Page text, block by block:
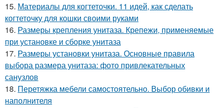
15. Материалы для когтеточки. 11 идей, как сделать
когтеточку для кошки своими руками
16. Размеры крепления унитаза. Крепежи, применяемые
при установке и сборке унитаза
17. Размеры установки унитаза. Основные правила
выбора размера унитаза: фото привлекательных
санузлов
18. Перетяжка мебели самостоятельно. Выбор обивки и
наполнителя